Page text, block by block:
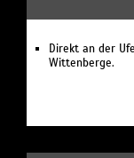
Direkt an der
Wittenberge.